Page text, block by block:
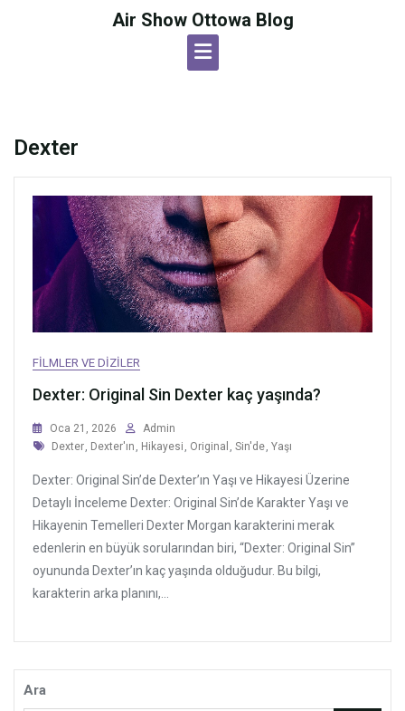
Air Show Ottowa Blog
Dexter
FILMLER VE DIZILER
Dexter: Original Sin Dexter kaç yaşında?
Oca 21, 2026
Admin
Tags
Dexter, Dexter'ın , Hikayesi , Original , Sin'de, Yaşı
Dexter: Original Sin’de Dexter’ın Yaşı ve Hikayesi Üzerine
Detaylı İnceleme Dexter: Original Sin’de Karakter Yaşı ve
Hikayenin Temelleri Dexter Morgan karakterini merak
edenlerin en büyük sorularından biri, “Dexter: Original Sin”
oyununda Dexter’ın kaç yaşında olduğudur. Bu bilgi,
karakterin arka planını,...
Ara